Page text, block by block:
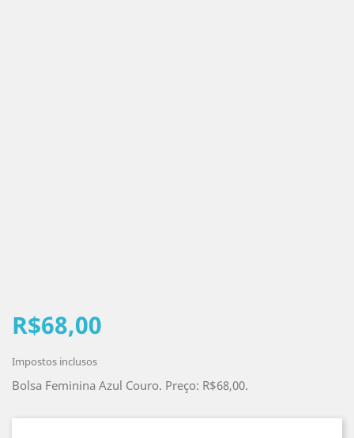
R$68,00
Impostos inclusos
Bolsa Feminina Azul Couro. Preço: R$68,00.